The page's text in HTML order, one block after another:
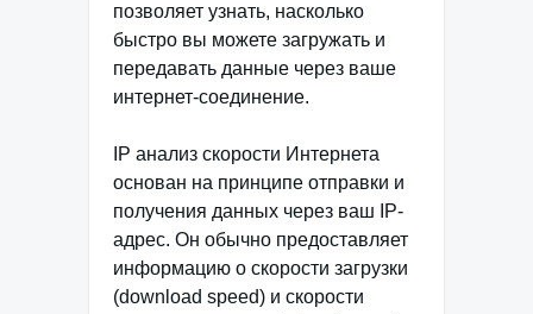
позволяет узнать, насколько
быстро вы можете загружать и
передавать данные через ваше
интернет-соединение.
IP анализ скорости Интернета
основан на принципе отправки и
получения данных через ваш IP-
адрес. Он обычно предоставляет
информацию о скорости загрузки
(download speed) и скорости